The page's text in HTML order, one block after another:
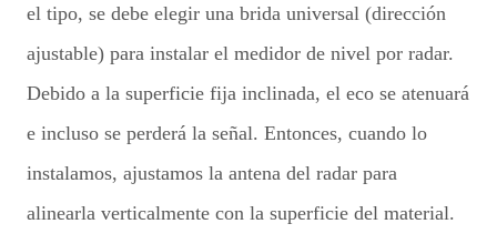
el tipo, se debe elegir una brida universal (dirección
ajustable) para instalar el medidor de nivel por radar.
Debido a la superficie fija inclinada, el eco se atenuará
e incluso se perderá la señal. Entonces, cuando lo
instalamos, ajustamos la antena del radar para
alinearla verticalmente con la superficie del material.